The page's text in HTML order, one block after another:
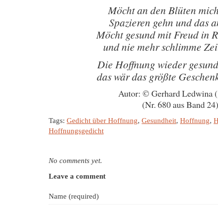
Möcht an den Blüten
Spazieren gehn und das
Möcht gesund mit Freud in
und nie mehr schlimme
Die Hoffnung wieder
das wär das größte
Autor: © Gerhard Ledwina
(Nr. 680 aus Band 24)
Tags: Gedicht über Hoffnung, Gesundheit, Hoffnung,
Hoffnungsgedicht
No comments yet.
Leave a comment
Name (required)